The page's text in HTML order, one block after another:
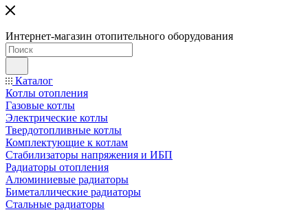
Интернет-магазин отопительного оборудования
Каталог
Котлы отопления
Газовые котлы
Электрические котлы
Твердотопливные котлы
Комплектующие к котлам
Стабилизаторы напряжения и ИБП
Радиаторы отопления
Алюминиевые радиаторы
Биметаллические радиаторы
Стальные радиаторы